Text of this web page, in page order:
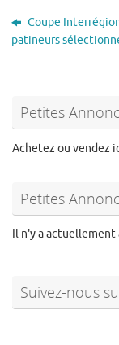
Coupe
patineurs
Petites
Achetez ou vendez
Petites
Il n'y a actuellement
Suivez-nous